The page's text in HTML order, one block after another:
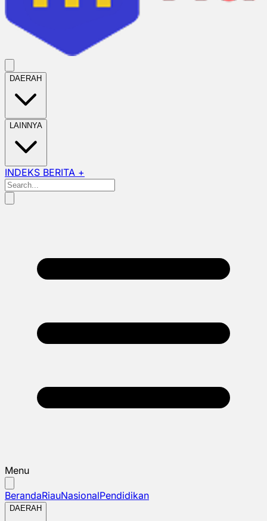
DAERAH
LAINNYA
INDEKS BERITA +
Menu
BerandaRiauNasionalPendidikan
DAERAH